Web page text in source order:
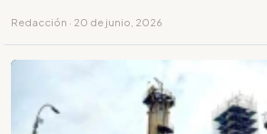
Redacción · 20 de junio, 2026